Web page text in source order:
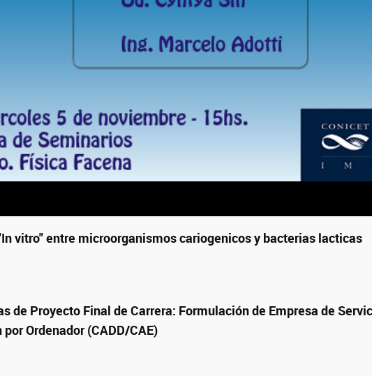
vitro" entre microorganismos cariogenicos y bacterias lacticas
de Proyecto Final de Carrera: Formulación de Empresa de
Ordenador (CADD/CAE)